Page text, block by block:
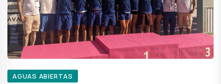
AGUAS ABIERTAS